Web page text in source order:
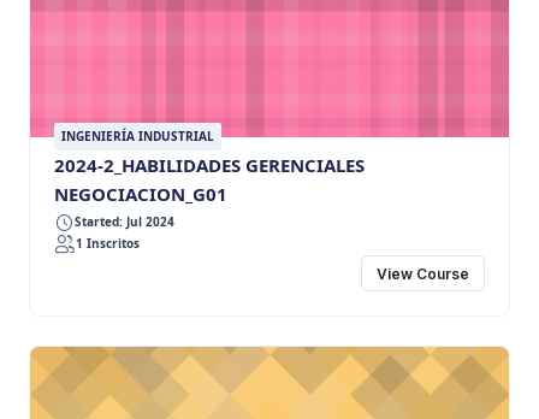
INGENIERÍA INDUSTRIAL
2024-2_HABILIDADES GERENCIALES
NEGOCIACION_G01
Started: Jul 2024
1 Inscritos
View Course